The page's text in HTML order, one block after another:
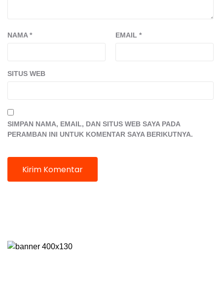
NAMA* EMAIL *
SITUS WEB
SIMPAN NAMA, EMAIL, DAN SITUS WEB SAYA PADA
PERAMBAN INI UNTUK KOMENTAR SAYA BERIKUTNYA.